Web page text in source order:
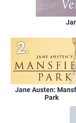
Jane Austen:
Park